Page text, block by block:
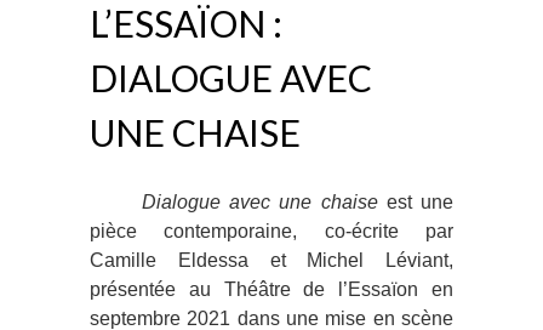
L’ESSAÏON :
DIALOGUE AVEC
UNE CHAISE
Dialogue avec une chaiseest une
pièce contemporaine, co-écrite par
Camille Eldessa et Michel Léviant,
présentée au Théâtre de l’Essaïon en
septembre 2021 dans une mise en scène